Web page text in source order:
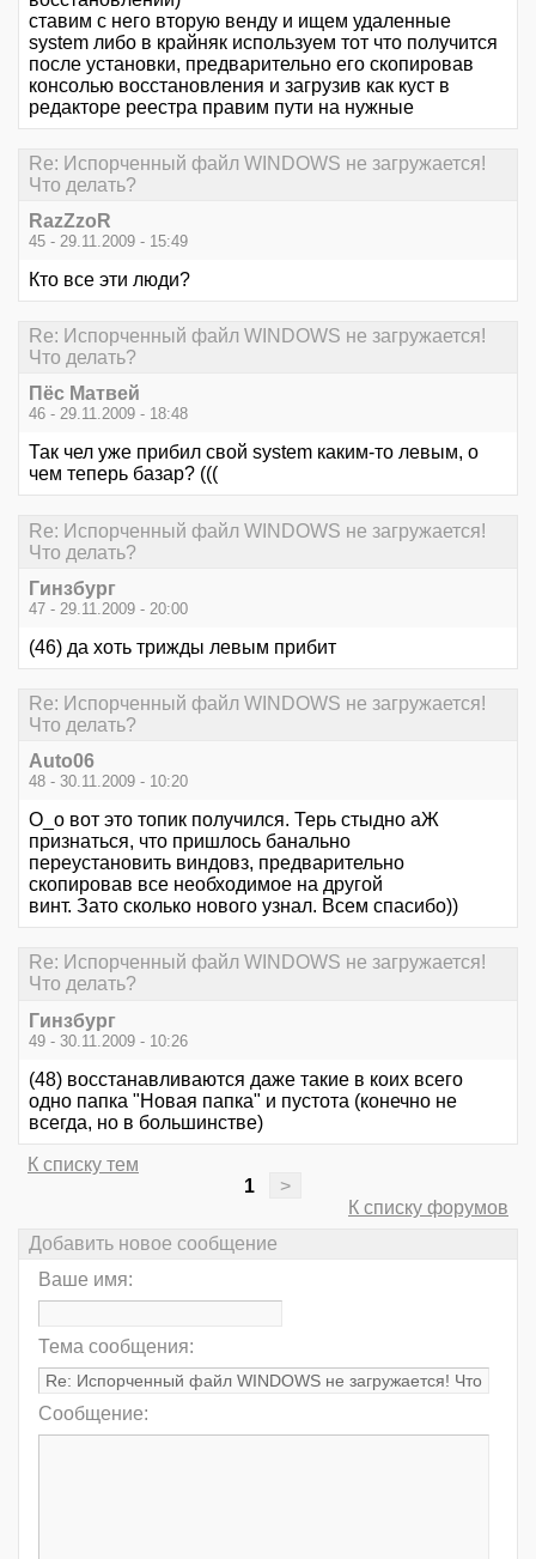
ставим с него вторую венду и ищем удаленные
system либо в крайняк используем тот что получится
после установки, предварительно его скопировав
консолью восстановления и загрузив как куст в
редакторе реестра правим пути на нужные
Re: Испорченный файл WINDOWS не загружается!
Что делать?
RazZzoR
45 - 29.11.2009 - 15:49
Кто все эти люди?
Re: Испорченный файл WINDOWS не загружается!
Что делать?
Пёс Матвей
46 - 29.11.2009 - 18:48
Так чел уже прибил свой system каким-то левым, о
чем теперь базар? (((
Re: Испорченный файл WINDOWS не загружается!
Что делать?
Гинзбург
47 - 29.11.2009 - 20:00
(46) да хоть трижды левым прибит
Re: Испорченный файл WINDOWS не загружается!
Что делать?
Auto06
48 - 30.11.2009 - 10:20
O_o вот это топик получился. Терь стыдно аЖ
признаться, что пришлось банально
переустановить виндовз, предварительно
скопировав все необходимое на другой
винт. Зато сколько нового узнал. Всем спасибо))
Re: Испорченный файл WINDOWS не загружается!
Что делать?
Гинзбург
49 - 30.11.2009 - 10:26
(48) восстанавливаются даже такие в коих всего
одно папка "Новая папка" и пустота (конечно не
всегда, но в большинстве)
К списку тем
1
>
К списку форумов
Добавить новое сообщение
Ваше имя:
Тема сообщения:
Сообщение: